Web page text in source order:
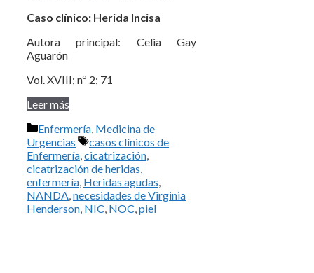
Caso clínico: Herida Incisa
Autora principal: Celia Gay
Aguarón
Vol. XVIII; nº 2; 71
Leer más
Categorías
Enfermería Medicina de
Urgencias
Etiquetas
casos clínicos de
Enfermería cicatrización
cicatrización de heridas
enfermería Heridas agudas
NANDA necesidades de Virginia
Henderson NIC NOC piel